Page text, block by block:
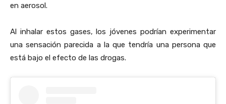
en aerosol.
Al inhalar estos gases, los jóvenes podrían experimentar
una sensación parecida a la que tendría una persona que
está bajo el efecto de las drogas.